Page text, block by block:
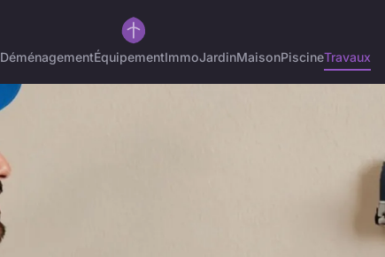
DéménagementÉquipementImmoJardinMaisonPiscineTravaux